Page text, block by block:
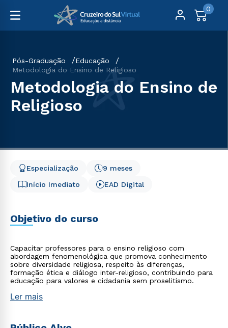
0
Pós-Graduação
Educação
Metodologia do Ensino de Religioso
Metodologia do Ensino de
Religioso
Início Imediato
9 meses
Especialização
EAD Digital
Objetivo do curso
Capacitar professores para o ensino religioso com
abordagem fenomenológica que promova conhecimento
sobre diversidade religiosa, respeito às diferenças,
formação ética e diálogo inter-religioso, contribuindo para
educação para valores e cidadania sem proselitismo.
Ler mais